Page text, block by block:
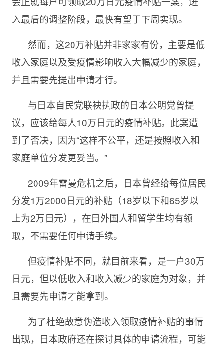
入最后的调整阶段，最快有望于下周实现。
然而，这20万补贴并非家家有份，主要是低
收入家庭以及受疫情影响收入大幅减少的家庭，
并且需要先提出申请才行。
与日本自民党联袂执政的日本公明党曾提
议，应该给每人10万日元的疫情补贴。此案遭
到了否决，因为“这样不公平，还是按照收入和
家庭单位分发更妥当。”
2009年雷曼危机之后，日本曾经给每位居民
分发1万2000日元的补贴（18岁以下和65岁以
上为2万日元），在日外国人和留学生均有领
取，不需要任何申请手续。
但疫情补贴不同，就目前来看，是一户30万
日元，但以低收入和收入减少的家庭为对象，并
且需要先申请才能拿到。
为了杜绝故意伪造收入领取疫情补贴的事情
出现，日本政府还在探讨具体的申请流程，可能